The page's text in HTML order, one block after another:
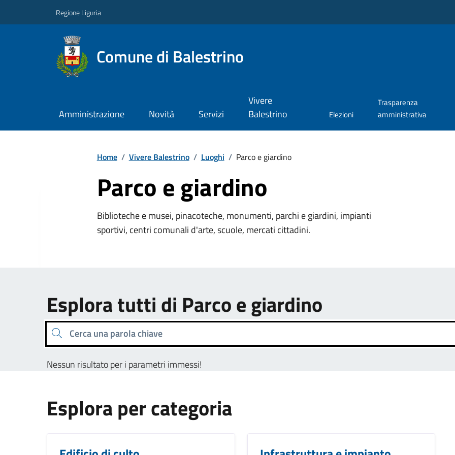
Regione Liguria
Comune di Balestrino
Amministrazione Novità Servizi
Vivere
Balestrino
Elezioni
Trasparenza
amministrativa
Home / Vivere Balestrino / Luoghi / Parco e giardino
Parco e giardino
Biblioteche e musei, pinacoteche, monumenti, parchi e giardini, impianti
sportivi, centri comunali d'arte, scuole, mercati cittadini.
Esplora tutti di Parco e giardino
Cerca una parola chiave
Nessun risultato per i parametri immessi!
Esplora per categoria